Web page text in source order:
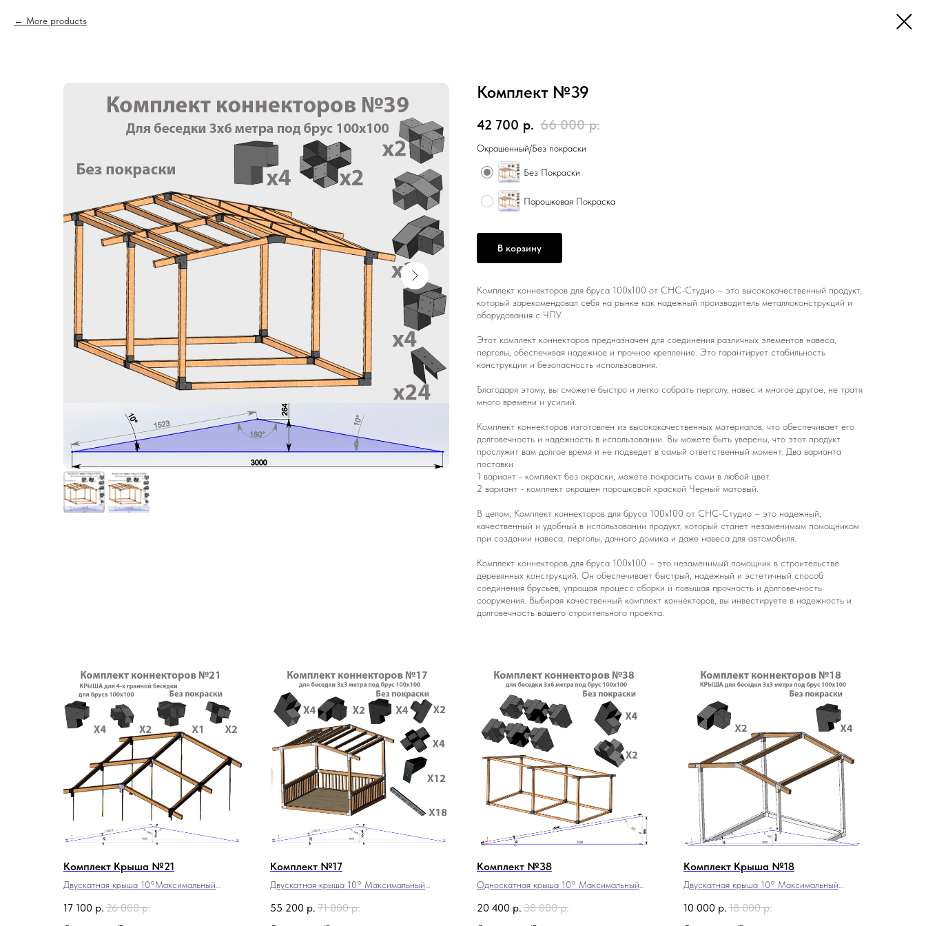
More products
Комплект №39
42 700 р. 66 000 р.
Окрашенный/Без покраски
Без Покраски
Порошковая Покраска
В корзину
Комплект коннекторов для бруса 100x100 от СНС-Студио – это высококачественный продукт,
который зарекомендовал себя на рынке как надежный производитель металлоконструкций и
оборудования с ЧПУ.
Этот комплект коннекторов предназначен для соединения различных элементов навеса,
перголы, обеспечивая надежное и прочное крепление. Это гарантирует стабильность
конструкции и безопасность использования.
Благодаря этому, вы сможете быстро и легко собрать перголу, навес и многое другое, не тратя
много времени и усилий.
Комплект коннекторов изготовлен из высококачественных материалов, что обеспечивает его
долговечность и надежность в использовании. Вы можете быть уверены, что этот продукт
прослужит вам долгое время и не подведет в самый ответственный момент. Два варианта
поставки
1 вариант - комплект без окраски, можете покрасить сами в любой цвет.
2 вариант - комплект окрашен порошковой краской Черный матовый.
В целом, Комплект коннекторов для бруса 100x100 от СНС-Студио – это надежный,
качественный и удобный в использовании продукт, который станет незаменимым помощником
при создании навеса, перголы, дачного домика и даже навеса для автомобиля.
Комплект коннекторов для бруса 100x100 – это незаменимый помощник в строительстве
деревянных конструкций. Он обеспечивает быстрый, надежный и эстетичный способ
соединения брусьев, упрощая процесс сборки и повышая прочность и долговечность
сооружения. Выбирая качественный комплект коннекторов, вы инвестируете в надежность и
долговечность вашего строительного проекта.
Комплект Крыша №21
Двускатная крыша 10°Максимальный
17 100 р. 26 000 р.
Комплект №17
Двускатная крыша 10° Максимальный
55 200 р. 71 000 р.
Комплект №38
Односкатная крыша 10° Максимальный
20 400 р. 38 000 р.
Комплект Крыша №18
Двускатная крыша 10° Максимальный
10 000 р. 18 000 р.